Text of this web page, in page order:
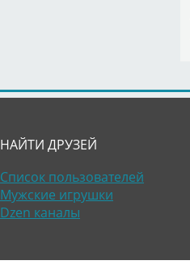
НАЙТИ ДРУЗЕЙ
Список пользователей
Мужские игрушки
Dzen каналы